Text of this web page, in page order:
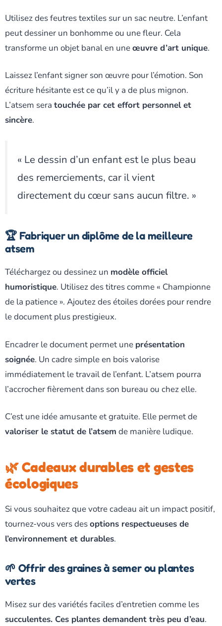
Utilisez des feutres textiles sur un sac neutre. L’enfant
peut dessiner un bonhomme ou une fleur. Cela
transforme un objet banal en uneœuvre d’art unique.
Laissez l’enfant signer son œuvre pour l’émotion. Son
écriture hésitante est ce qu’il y a de plus mignon.
L’atsem sera touchée par cet effort personnel et
sincère.
« Le dessin d’un enfant est le plus beau
des remerciements, car il vient
directement du cœur sans aucun filtre. »
🏆 Fabriquer un diplôme de la meilleure
atsem
Téléchargez ou dessinez un modèle officiel
humoristique. Utilisez des titres comme « Championne
de la patience ». Ajoutez des étoiles dorées pour rendre
le document plus prestigieux.
Encadrer le document permet une présentation
soignée. Un cadre simple en bois valorise
immédiatement le travail de l’enfant. L’atsem pourra
l’accrocher fièrement dans son bureau ou chez elle.
C’est une idée amusante et gratuite. Elle permet de
valoriser le statut de l’atsem de manière ludique.
🌿 Cadeaux durables et gestes
écologiques
Si vous souhaitez que votre cadeau ait un impact positif,
tournez-vous vers desoptions respectueuses de
l’environnement et durables.
🌱 Offrir des graines à semer ou plantes
vertes
Misez sur des variétés faciles d’entretien comme les
succulentes. Ces plantes demandent très peu d’eau.